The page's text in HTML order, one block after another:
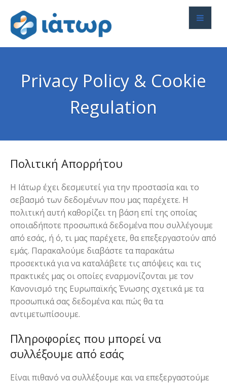
Privacy Policy & Cookie
Regulation
Πολιτική Απορρήτου
Η Ιάτωρ έχει δεσμευτεί για την προστασία και το
σεβασμό των δεδομένων που μας παρέχετε. Η
πολιτική αυτή καθορίζει τη βάση επί της οποίας
οποιαδήποτε προσωπικά δεδομένα που συλλέγουμε
από εσάς, ή ό, τι μας παρέχετε, θα επεξεργαστούν από
εμάς. Παρακαλούμε διαβάστε τα παρακάτω
προσεκτικά για να καταλάβετε τις απόψεις και τις
πρακτικές μας οι οποίες εναρμονίζονται με τον
Κανονισμό της Ευρωπαϊκής Ένωσης σχετικά με τα
προσωπικά σας δεδομένα και πώς θα τα
αντιμετωπίσουμε.
Πληροφορίες που μπορεί να
συλλέξουμε από εσάς
Είναι πιθανό να συλλέξουμε και να επεξεργαστούμε